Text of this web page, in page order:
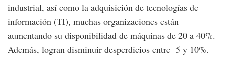
industrial, así como la adquisición de tecnologías de
información (TI), muchas organizaciones están
aumentando su disponibilidad de máquinas de 20 a 40%.
Además, logran disminuir desperdicios entre 5 y 10%.